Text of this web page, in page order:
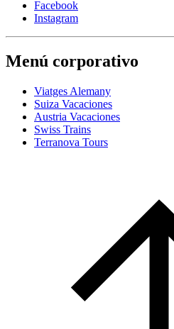
Facebook
Instagram
Menú corporativo
Viatges Alemany
Suiza Vacaciones
Austria Vacaciones
Swiss Trains
Terranova Tours